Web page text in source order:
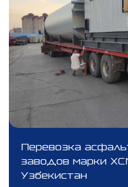
Перевозка
заводов марки
Узбекистан